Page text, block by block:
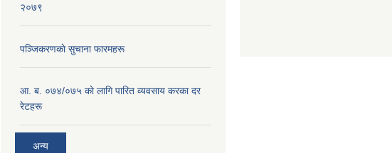
२०७९
पञ्जिकरणकाे सुचाना फारमहरू
आ. ब. ०७४/०७५ काे लागि पारित व्यवसाय करका दर
रेटहरू
अन्य